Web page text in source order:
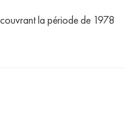
la période de 1978